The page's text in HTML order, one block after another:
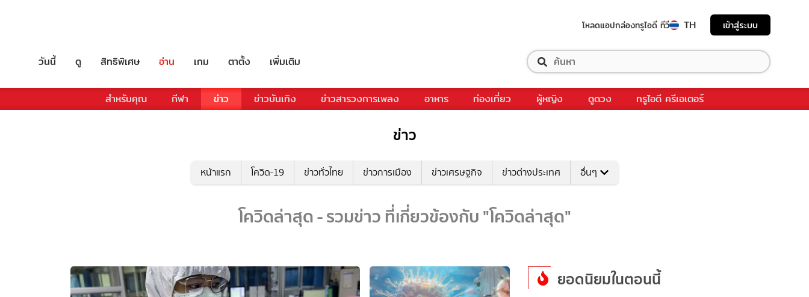
โหลดแอปกล่องทรูไอดี ทีวี TH เข้าสู่ระบบ
วันนี้ ดู สิทธิพิเศษ อ่าน เกม ตาตั้ง เพิ่มเติม
สำหรับคุณ กีฬา ข่าว ข่าวบันเทิง ข่าวสารวงการเพลง อาหาร ท่องเที่ยว ผู้หญิง ดูดวง ทรูไอดี ครีเอเตอร์
ข่าว
หน้าแรก โควิด-19 ข่าวทั่วไทย ข่าวการเมือง ข่าวเศรษฐกิจ ข่าวต่างประเทศ อื่นๆ
โควิดล่าสุด - รวมข่าว ที่เกี่ยวข้องกับ "โควิดล่าสุด"
ยอดนิยมในตอนนี้